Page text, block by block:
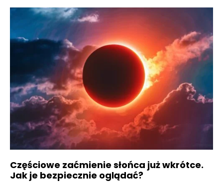
Częściowe zaćmienie słońca już wkrótce.
Jak je bezpiecznie oglądać?